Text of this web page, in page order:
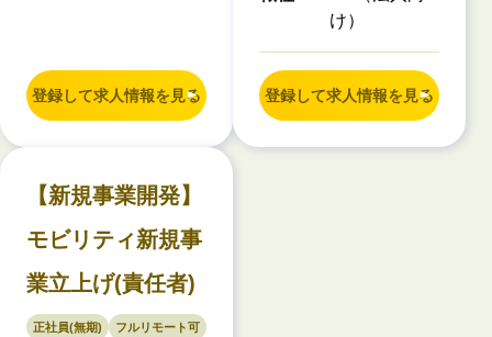
登録して求人情報を見る
け）
登録して求人情報を見る
【新規事業開発】
モビリティ新規事
業立上げ(責任者)
正社員(無期)
フルリモート可